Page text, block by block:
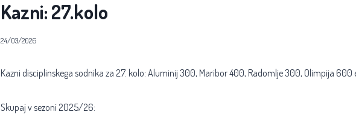
Kazni: 27.kolo
24/03/2026
Kazni disciplinskega sodnika za 27. kolo: Aluminij 300, Maribor 400, Radomlje 300, Olimpija 600
Skupaj v sezoni 2025/26: